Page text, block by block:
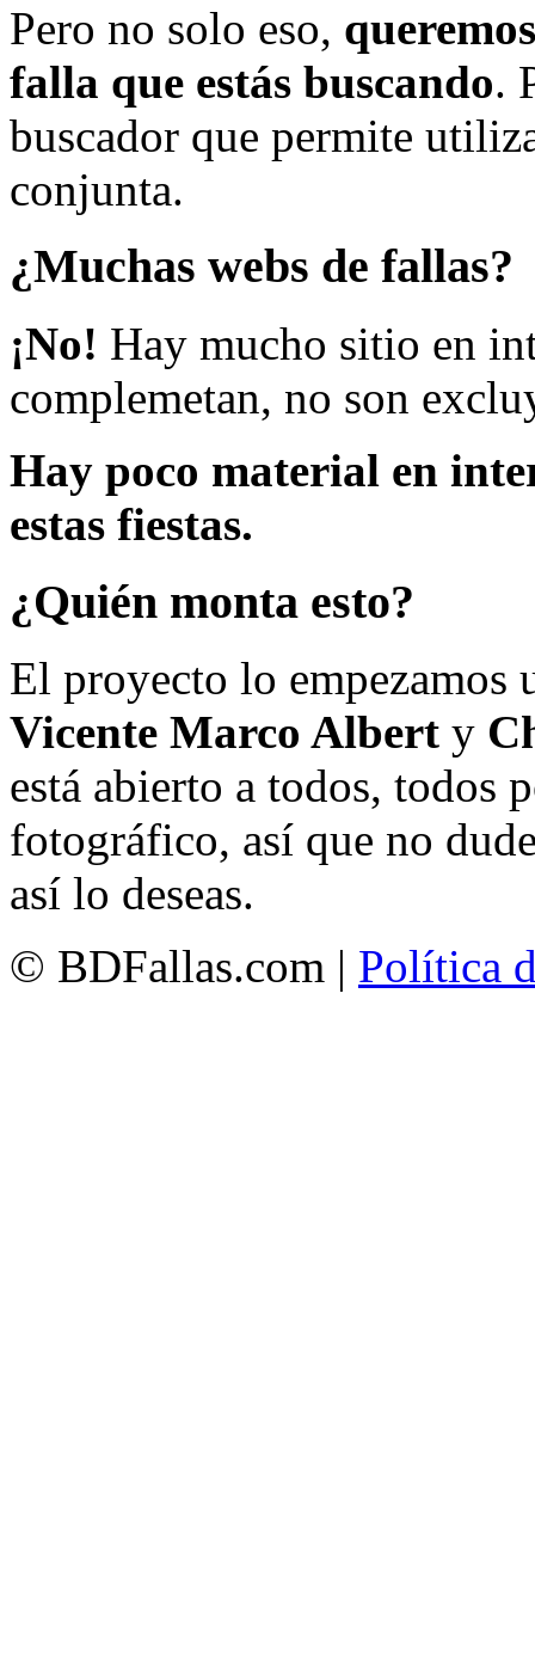
Pero no solo eso,
falla que estás buscando.
buscador que permite
conjunta.
¿Muchas webs de fallas?
¡No! Hay mucho sitio en
complemetan, no son
Hay poco material en
estas fiestas.
¿Quién monta esto?
El proyecto lo empezamos
Vicente Marco Albert y
está abierto a todos, todos
fotográfico, así que no
así lo deseas.
© BDFallas.com | Política